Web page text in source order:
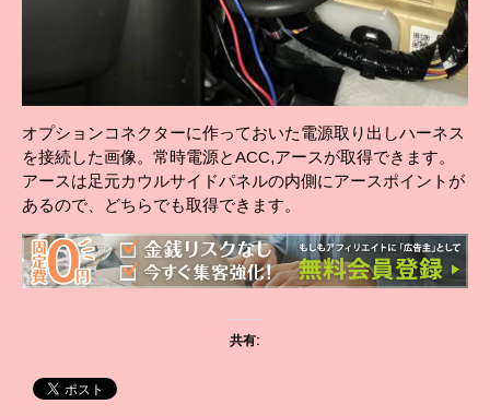
オプションコネクターに作っておいた電源取り出しハーネス
を接続した画像。常時電源とACC,アースが取得できます。
アースは足元カウルサイドパネルの内側にアースポイントが
あるので、どちらでも取得できます。
共有: